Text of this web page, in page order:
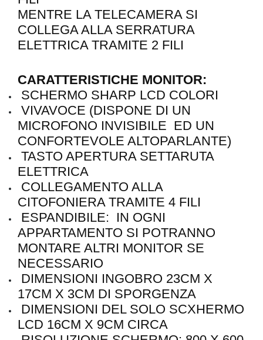
MENTRE LA TELECAMERA SI
COLLEGA ALLA SERRATURA
ELETTRICA TRAMITE 2 FILI
CARATTERISTICHE MONITOR:
SCHERMO SHARP LCD COLORI
VIVAVOCE (DISPONE DI UN
MICROFONO INVISIBILE ED UN
CONFORTEVOLE ALTOPARLANTE)
TASTO APERTURA SETTARUTA
ELETTRICA
COLLEGAMENTO ALLA
CITOFONIERA TRAMITE 4 FILI
ESPANDIBILE: IN OGNI
APPARTAMENTO SI POTRANNO
MONTARE ALTRI MONITOR SE
NECESSARIO
DIMENSIONI INGOBRO 23CM X
17CM X 3CM DI SPORGENZA
DIMENSIONI DEL SOLO SCXHERMO
LCD 16CM X 9CM CIRCA